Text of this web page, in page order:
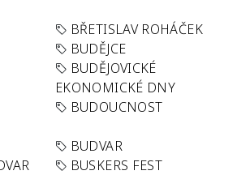
BŘETISLAV ROHÁČEK
BUDĚJCE
BUDĚJOVICKÉ
EKONOMICKÉ DNY
BUDOUCNOST
BUDVAR
BUSKERS FEST